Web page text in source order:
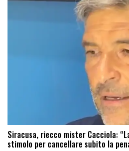
Siracusa, riecco mister Cacciola:
stimolo per cancellare subito la